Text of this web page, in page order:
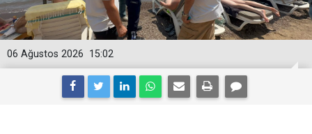
15:02
06 Ağustos 2026